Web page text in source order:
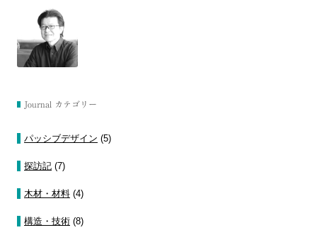
Journal カテゴリー
パッシブデザイン (5)
探訪記 (7)
木材・材料 (4)
構造・技術 (8)